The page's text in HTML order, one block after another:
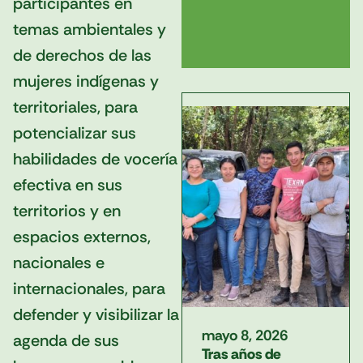
temas ambientales y
de derechos de las
mujeres indígenas y
territoriales, para
potencializar sus
habilidades de vocería
efectiva en sus
territorios y en
espacios externos,
nacionales e
internacionales, para
defender y visibilizar la
agenda de sus
mayo 8, 2026
Tras años de